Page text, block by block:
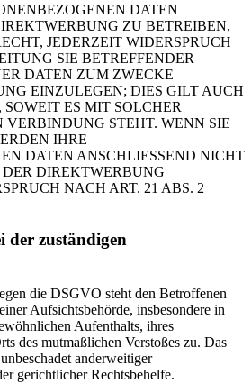
DATEN
ZU BETREIBEN,
JEDERZEIT WIDERSPRUCH
SIE BETREFFENDER
DATEN ZUM ZWECKE
EINZULEGEN; DIES GILT AUCH
ES MIT SOLCHER
STEHT. WENN SIE
IHRE
DATEN ANSCHLIESSEND NICHT
DIREKTWERBUNG
NACH ART. 21 ABS. 2
der zuständigen
die DSGVO steht den Betroffenen
Aufsichtsbehörde, insbesondere in
Aufenthalts, ihres
des mutmaßlichen Verstoßes zu. Das
anderweitiger
gerichtlicher Rechtsbehelfe.